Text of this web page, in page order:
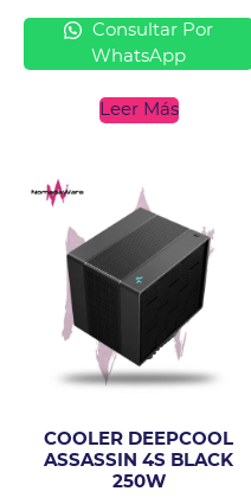
Consultar Por
WhatsApp
Leer Más
COOLER DEEPCOOL
ASSASSIN 4S BLACK
250W